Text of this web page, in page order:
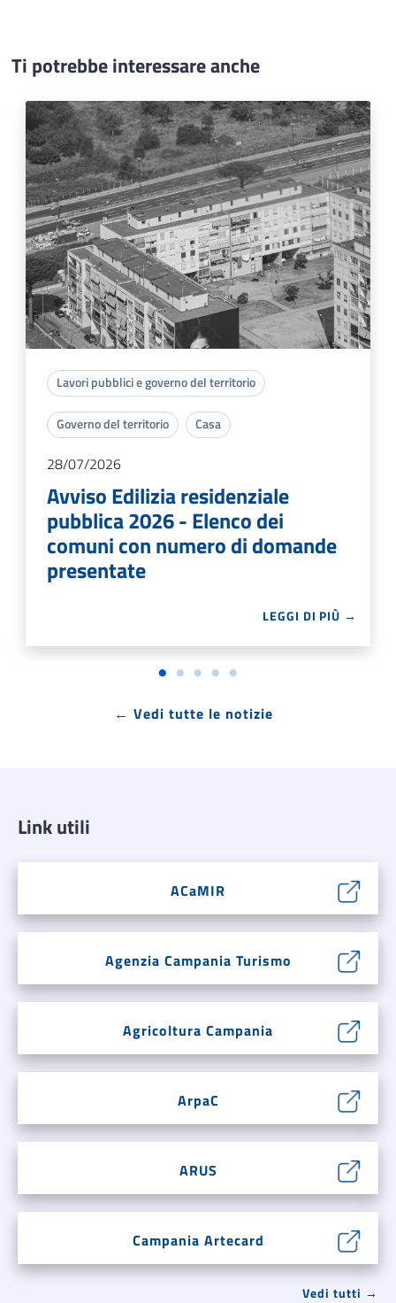
Ti potrebbe interessare anche
Lavori pubblici e governo del territorio
Governo del territorio Casa
28/07/2026
Avviso Edilizia residenziale
pubblica 2026 - Elenco dei
comuni con numero di domande
presentate
LEGGI DI PIÙ →
← Vedi tutte le notizie
Link utili
ACaMIR
Agenzia Campania Turismo
Agricoltura Campania
ArpaC
ARUS
Campania Artecard
Vedi tutti →